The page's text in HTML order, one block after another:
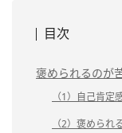
目次
褒められるのが
（1）自己肯定
（2）褒めら